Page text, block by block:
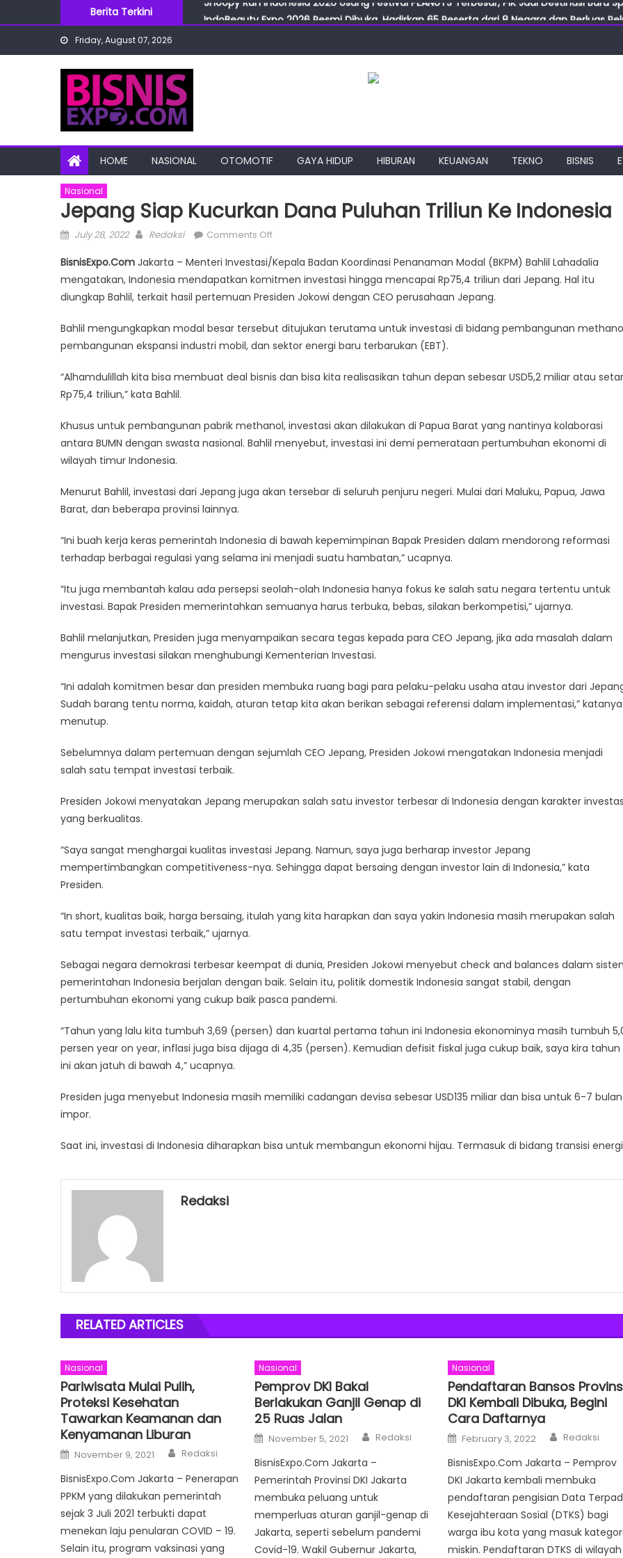
to
Berita Terkini
IndoBeauty Expo 2026 Resmi Dibuka, Hadirkan 65 Peserta dari 8 Negara dan Perluas
Snoopy Run Indonesia 2026 Usung Festival PEANUTS Terbesar, PIK Jadi Destinasi Baru
Friday, August 07, 2026
HOME NASIONAL OTOMOTIF GAYA HIDUP HIBURAN KEUANGAN TEKNO BISNIS
Nasional
Jepang Siap Kucurkan Dana Puluhan Triliun Ke Indonesia
Posted
July 28, 2022 Author
Redaksi Comments Offon
Siap
Kucurkan
Dana
Triliun
ke
BisnisExpo.Com Jakarta – Menteri Investasi/Kepala Badan Koordinasi Penanaman Modal (BKPM) Bahlil Lahadalia
mengatakan, Indonesia mendapatkan komitmen investasi hingga mencapai Rp75,4 triliun dari Jepang. Hal itu
diungkap Bahlil, terkait hasil pertemuan Presiden Jokowi dengan CEO perusahaan Jepang.
Bahlil mengungkapkan modal besar tersebut ditujukan terutama untuk investasi di bidang pembangunan
pembangunan ekspansi industri mobil, dan sektor energi baru terbarukan (EBT).
“Alhamdulillah kita bisa membuat deal bisnis dan bisa kita realisasikan tahun depan sebesar USD5,2 miliar atau
Rp75,4 triliun,” kata Bahlil.
Khusus untuk pembangunan pabrik methanol, investasi akan dilakukan di Papua Barat yang nantinya kolaborasi
antara BUMN dengan swasta nasional. Bahlil menyebut, investasi ini demi pemerataan pertumbuhan ekonomi di
wilayah timur Indonesia.
Menurut Bahlil, investasi dari Jepang juga akan tersebar di seluruh penjuru negeri. Mulai dari Maluku, Papua, Jawa
Barat, dan beberapa provinsi lainnya.
“Ini buah kerja keras pemerintah Indonesia di bawah kepemimpinan Bapak Presiden dalam mendorong reformasi
terhadap berbagai regulasi yang selama ini menjadi suatu hambatan,” ucapnya.
“Itu juga membantah kalau ada persepsi seolah-olah Indonesia hanya fokus ke salah satu negara tertentu untuk
investasi. Bapak Presiden memerintahkan semuanya harus terbuka, bebas, silakan berkompetisi,” ujarnya.
Bahlil melanjutkan, Presiden juga menyampaikan secara tegas kepada para CEO Jepang, jika ada masalah dalam
mengurus investasi silakan menghubungi Kementerian Investasi.
“Ini adalah komitmen besar dan presiden membuka ruang bagi para pelaku-pelaku usaha atau investor dari
Sudah barang tentu norma, kaidah, aturan tetap kita akan berikan sebagai referensi dalam implementasi,” katanya
menutup.
Sebelumnya dalam pertemuan dengan sejumlah CEO Jepang, Presiden Jokowi mengatakan Indonesia menjadi
salah satu tempat investasi terbaik.
Presiden Jokowi menyatakan Jepang merupakan salah satu investor terbesar di Indonesia dengan karakter
yang berkualitas.
“Saya sangat menghargai kualitas investasi Jepang. Namun, saya juga berharap investor Jepang
mempertimbangkan competitiveness-nya. Sehingga dapat bersaing dengan investor lain di Indonesia,” kata
Presiden.
“In short, kualitas baik, harga bersaing, itulah yang kita harapkan dan saya yakin Indonesia masih merupakan salah
satu tempat investasi terbaik,” ujarnya.
Sebagai negara demokrasi terbesar keempat di dunia, Presiden Jokowi menyebut check and balances dalam
pemerintahan Indonesia berjalan dengan baik. Selain itu, politik domestik Indonesia sangat stabil, dengan
pertumbuhan ekonomi yang cukup baik pasca pandemi.
“Tahun yang lalu kita tumbuh 3,69 (persen) dan kuartal pertama tahun ini Indonesia ekonominya masih tumbuh
persen year on year, inflasi juga bisa dijaga di 4,35 (persen). Kemudian defisit fiskal juga cukup baik, saya kira tahun
ini akan jatuh di bawah 4,” ucapnya.
Presiden juga menyebut Indonesia masih memiliki cadangan devisa sebesar USD135 miliar dan bisa untuk 6-7 bulan
impor.
Saat ini, investasi di Indonesia diharapkan bisa untuk membangun ekonomi hijau. Termasuk di bidang transisi
Redaksi
RELATED ARTICLES
Nasional
Pariwisata Mulai Pulih,
Proteksi Kesehatan
Tawarkan Keamanan dan
Kenyamanan Liburan
Posted
on
November 9, 2021 Author
Redaksi
BisnisExpo.Com Jakarta – Penerapan
PPKM yang dilakukan pemerintah
sejak 3 Juli 2021 terbukti dapat
menekan laju penularan COVID – 19.
Selain itu, program vaksinasi yang
Nasional
Pemprov DKI Bakal
Berlakukan Ganjil Genap di
25 Ruas Jalan
Posted
on
November 5, 2021 Author
Redaksi
BisnisExpo.Com Jakarta –
Pemerintah Provinsi DKI Jakarta
membuka peluang untuk
memperluas aturan ganjil-genap di
Jakarta, seperti sebelum pandemi
Covid-19. Wakil Gubernur Jakarta,
Nasional
Pendaftaran Bansos
DKI Kembali Dibuka, Begini
Cara Daftarnya
Posted
on
February 3, 2022 Author
Redaksi
BisnisExpo.Com Jakarta – Pemprov
DKI Jakarta kembali membuka
pendaftaran pengisian Data
Kesejahteraan Sosial (DTKS) bagi
warga ibu kota yang masuk
miskin. Pendaftaran DTKS di wilayah